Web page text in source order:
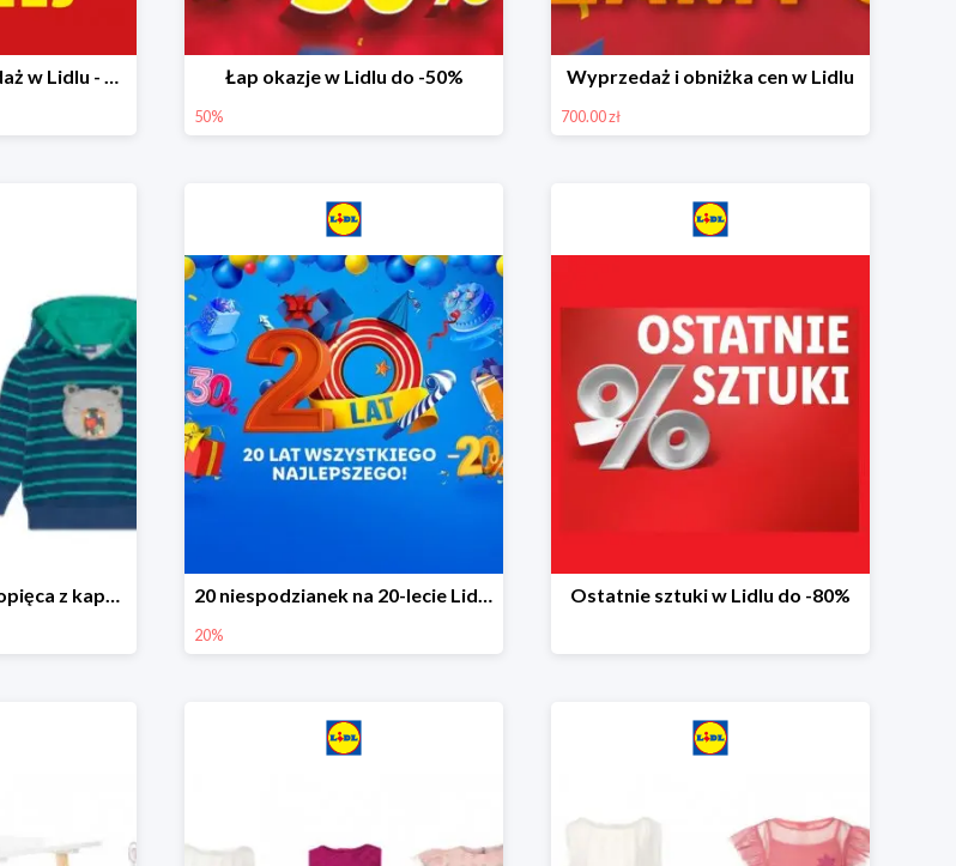
Sezonowa wyprzedaż w Lidlu - drugi produkt -80% Łap okazje w Lidlu do -50%
50%
Wyprzedaż i obniżka cen w Lidlu
700.00 zł
LUPILU® Bluza chłopięca z kapturem 20 niespodzianek na 20-lecie Lidla do -20%
20%
Ostatnie sztuki w Lidlu do -80%